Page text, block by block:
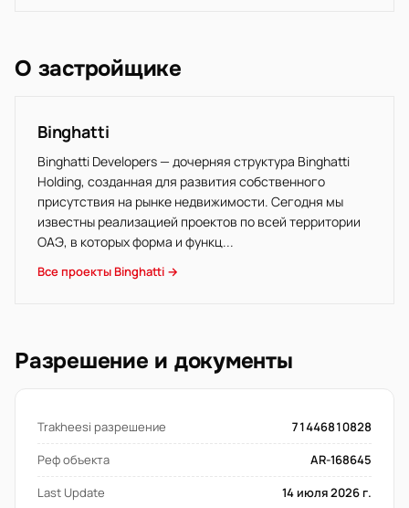
О застройщике
Binghatti
Binghatti Developers — дочерняя структура Binghatti
Holding, созданная для развития собственного
присутствия на рынке недвижимости. Сегодня мы
известны реализацией проектов по всей территории
ОАЭ, в которых форма и функц...
Все проекты Binghatti →
Разрешение и документы
Trakheesi разрешение
71446810828
Реф объекта
AR-168645
Last Update
14 июля 2026 г.